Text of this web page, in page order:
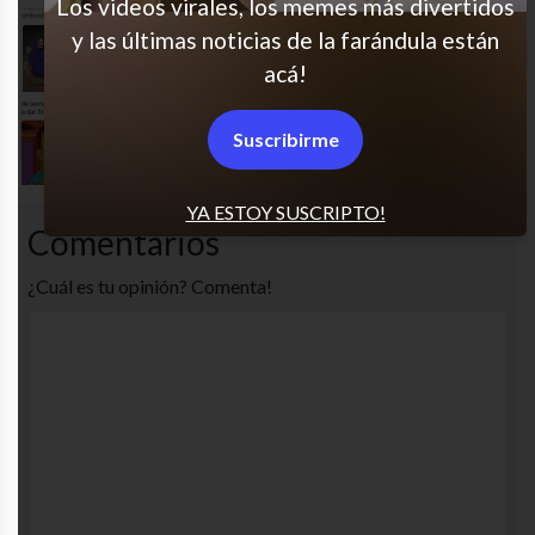
Mmm, no está tan mal…
Justo en la adultez
Comentarios
¿Cuál es tu opinión? Comenta!
YA ESTOY SUSCRIPTO!
Los videos virales, los memes más divertidos
y las últimas noticias de la farándula están
acá!
Suscribirme